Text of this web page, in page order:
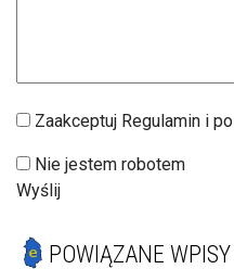
Zaakceptuj Regulamin i
Nie jestem robotem
Wyślij
POWIĄZANE WPISY